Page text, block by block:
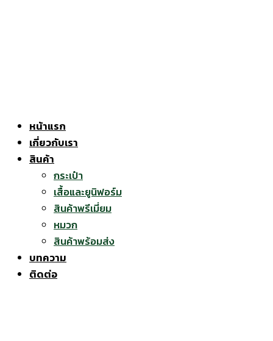
หน้าแรก
เกี่ยวกับเรา
สินค้า
กระเป๋า
เสื้อและยูนิฟอร์ม
สินค้าพรีเมี่ยม
หมวก
สินค้าพร้อมส่ง
บทความ
ติดต่อ